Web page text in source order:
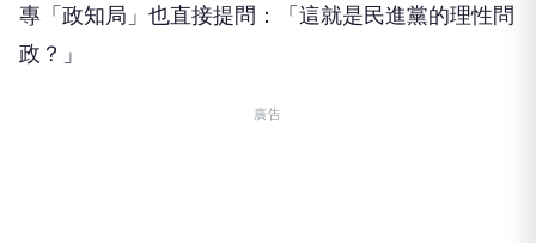
專「政知局」也直接提問：「這就是民進黨的理性問
政？」
廣告